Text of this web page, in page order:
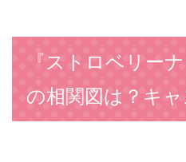
『ストロベリー
の相関図は？キャ